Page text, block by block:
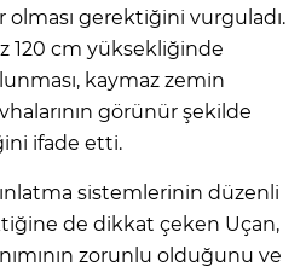
olması gerektiğini vurguladı.
120 cm yüksekliğinde
kaymaz zemin
görünür şekilde
ifade etti.
sistemlerinin düzenli
de dikkat çeken Uçan,
zorunlu olduğunu ve